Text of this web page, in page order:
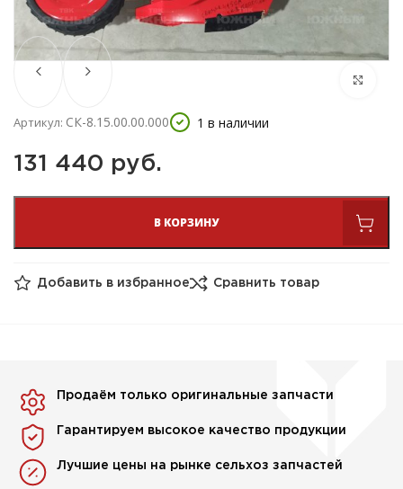
Артикул: СК-8.15.00.00.000 1 в наличии
131 440 руб.
В КОРЗИНУ
Добавить в избранное Сравнить товар
Продаём только оригинальные запчасти
Гарантируем высокое качество продукции
Лучшие цены на рынке сельхоз запчастей